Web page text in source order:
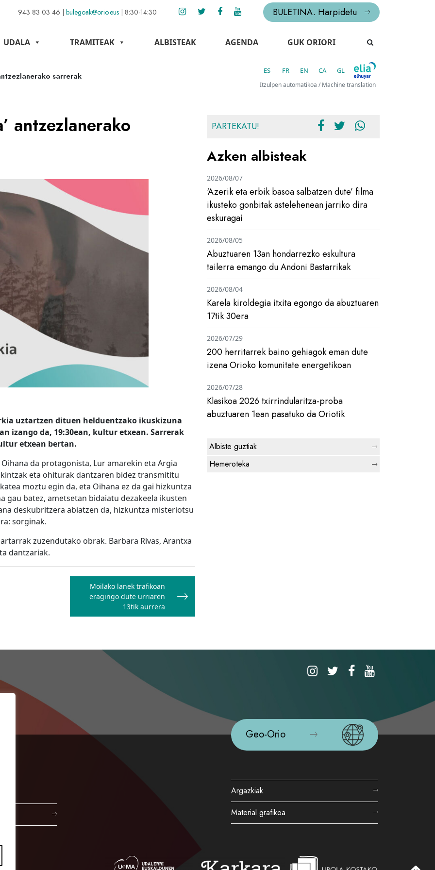
943 83 03 46 | bulegoak@orio.eus | 8:30-14:30 BULETINA. Harpidetu
UDALA TRAMITEAK ALBISTEAK AGENDA GUK ORIORI
sarrerak
ES FR EN CA GL
Itzulpen automatikoa / Machine translation
antzezlanerako
uztartzen dituen helduentzako ikuskizuna
izango da, 19:30ean, kultur etxean. Sarrerak
etxean bertan.
da protagonista, Lur amarekin eta Argia
eta ohiturak dantzaren bidez transmititu
moztu egin da, eta Oihana ez da gai hizkuntza
gau batez, ametsetan bidaiatu dezakeela ikusten
deskubritzera abiatzen da, hizkuntza misteriotsu
sorginak.
zuzendutako obrak. Barbara Rivas, Arantxa
dantzariak.
Moilako lanek trafikoan
eragingo dute urriaren
13tik aurrera
PARTEKATU!
Azken albisteak
‘Azerik eta erbik basoa salbatzen dute’ filma
ikusteko gonbitak astelehenean jarriko dira
eskuragai
2026/08/07
Abuztuaren 13an hondarrezko eskultura
tailerra emango du Andoni Bastarrikak
2026/08/05
Karela kiroldegia itxita egongo da abuztuaren
17tik 30era
2026/08/04
200 herritarrek baino gehiagok eman dute
izena Orioko komunitate energetikoan
2026/07/29
Klasikoa 2026 txirrindularitza-proba
abuztuaren 1ean pasatuko da Oriotik
2026/07/28
Albiste guztiak
Hemeroteka
Geo-Orio
Argazkiak
Material grafikoa